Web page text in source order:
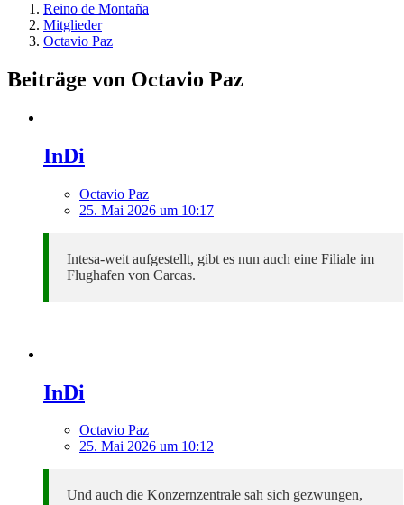
Reino de Montaña
Mitglieder
Octavio Paz
Beiträge von Octavio Paz
InDi
Octavio Paz
25. Mai 2026 um 10:17
Intesa-weit aufgestellt, gibt es nun auch eine Filiale im
Flughafen von Carcas.
InDi
Octavio Paz
25. Mai 2026 um 10:12
Und auch die Konzernzentrale sah sich gezwungen,